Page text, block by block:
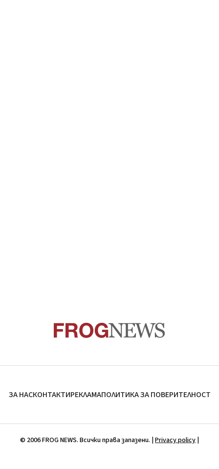
ЗА НАСКОНТАКТИРЕКЛАМАПОЛИТИКА ЗА ПОВЕРИТЕЛНОСТ
© 2006 FROG NEWS. Всички права запазени. | Privacy policy